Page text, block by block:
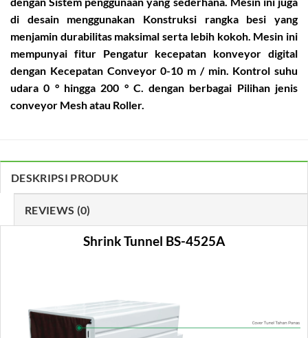
di desain menggunakan Konstruksi rangka besi yang
menjamin durabilitas maksimal serta lebih kokoh. Mesin ini
mempunyai fitur Pengatur kecepatan konveyor digital
dengan Kecepatan Conveyor 0-10 m / min. Kontrol suhu
udara 0 ° hingga 200 ° C. dengan berbagai Pilihan jenis
conveyor Mesh atau Roller.
DESKRIPSI PRODUK
REVIEWS (0)
Shrink Tunnel BS-4525A